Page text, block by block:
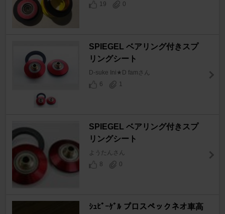
19
0
SPIEGEL ベアリング付きスプ
リングシート
D-suke Ini★D famさん
6
1
SPIEGEL ベアリング付きスプ
リングシート
ようたんさん
8
0
ｼｭﾋﾟｰｹﾞﾙ プロスペックネオ車高